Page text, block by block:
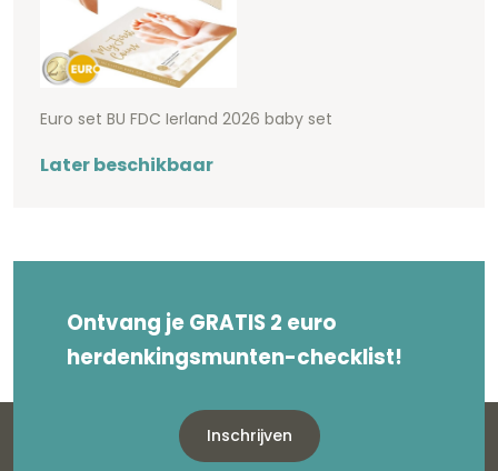
Euro set BU FDC Ierland 2026 baby set
Later beschikbaar
Ontvang je GRATIS 2 euro
herdenkingsmunten-checklist!
Inschrijven